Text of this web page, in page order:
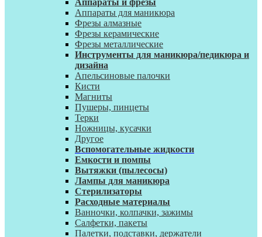
Аппараты и фрезы
Аппараты для маникюра
Фрезы алмазные
Фрезы керамические
Фрезы металлические
Инструменты для маникюра/педикюра и
дизайна
Апельсиновые палочки
Кисти
Магниты
Пушеры, пинцеты
Терки
Ножницы, кусачки
Другое
Вспомогательные жидкости
Емкости и помпы
Вытяжки (пылесосы)
Лампы для маникюра
Стерилизаторы
Расходные материалы
Ванночки, колпачки, зажимы
Салфетки, пакеты
Палетки, подставки, держатели